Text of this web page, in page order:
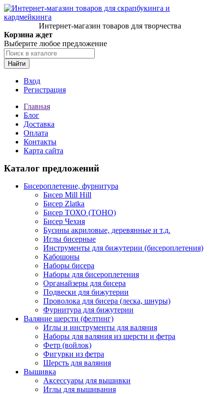
Интернет-магазин товаров для творчества
Корзина ждет
Выберите любое предложение
Найти
Вход
Регистрация
Главная
Блог
Доставка
Оплата
Контакты
Карта сайта
Каталог предложений
Бисероплетение, фурнитура
Бисер Mill Hill
Бисер Zlatka
Бисер ТОХО (TOHO)
Бисер Чехия
Бусины акриловые, деревянные и т.д.
Иглы бисерные
Инструменты для бижутерии (бисероплетения)
Кабошоны
Наборы бисера
Наборы для бисероплетения
Органайзеры для бисера
Подвески для бижутерии
Проволока для бисера (леска, шнуры)
Фурнитура для бижутерии
Валяние шерсти (фелтинг)
Иглы и инструменты для валяния
Наборы для валяния из шерсти и фетра
Фетр (войлок)
Фигурки из фетра
Шерсть для валяния
Вышивка
Аксессуары для вышивки
Иглы для вышивания